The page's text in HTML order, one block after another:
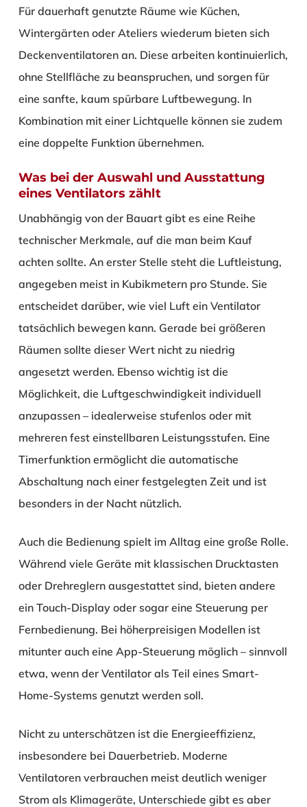
Für dauerhaft genutzte Räume wie Küchen,
Wintergärten oder Ateliers wiederum bieten sich
Deckenventilatoren an. Diese arbeiten kontinuierlich,
ohne Stellfläche zu beanspruchen, und sorgen für
eine sanfte, kaum spürbare Luftbewegung. In
Kombination mit einer Lichtquelle können sie zudem
eine doppelte Funktion übernehmen.
Was bei der Auswahl und Ausstattung
eines Ventilators zählt
Unabhängig von der Bauart gibt es eine Reihe
technischer Merkmale, auf die man beim Kauf
achten sollte. An erster Stelle steht die Luftleistung,
angegeben meist in Kubikmetern pro Stunde. Sie
entscheidet darüber, wie viel Luft ein Ventilator
tatsächlich bewegen kann. Gerade bei größeren
Räumen sollte dieser Wert nicht zu niedrig
angesetzt werden. Ebenso wichtig ist die
Möglichkeit, die Luftgeschwindigkeit individuell
anzupassen – idealerweise stufenlos oder mit
mehreren fest einstellbaren Leistungsstufen. Eine
Timerfunktion ermöglicht die automatische
Abschaltung nach einer festgelegten Zeit und ist
besonders in der Nacht nützlich.
Auch die Bedienung spielt im Alltag eine große Rolle.
Während viele Geräte mit klassischen Drucktasten
oder Drehreglern ausgestattet sind, bieten andere
ein Touch-Display oder sogar eine Steuerung per
Fernbedienung. Bei höherpreisigen Modellen ist
mitunter auch eine App-Steuerung möglich – sinnvoll
etwa, wenn der Ventilator als Teil eines Smart-
Home-Systems genutzt werden soll.
Nicht zu unterschätzen ist die Energieeffizienz,
insbesondere bei Dauerbetrieb. Moderne
Ventilatoren verbrauchen meist deutlich weniger
Strom als Klimageräte, Unterschiede gibt es aber